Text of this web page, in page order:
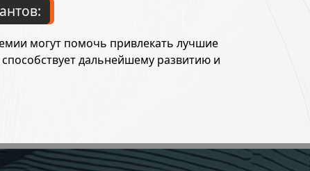
могут помочь привлекать лучшие
дальнейшему развитию и